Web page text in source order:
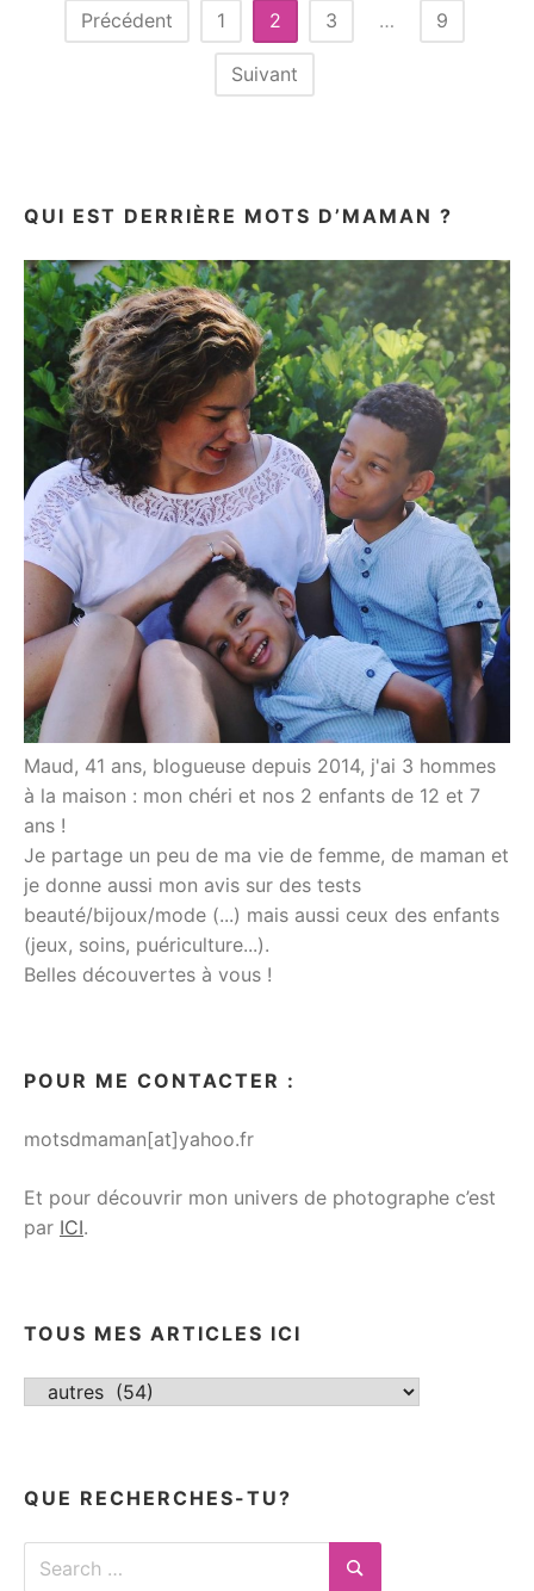
Pagination
Précédent 1 2 3 … 9
Suivant
QUI EST DERRIÈRE MOTS D’MAMAN ?
Maud, 41 ans, blogueuse depuis 2014, j'ai 3 hommes
à la maison : mon chéri et nos 2 enfants de 12 et 7
ans !
Je partage un peu de ma vie de femme, de maman et
je donne aussi mon avis sur des tests
beauté/bijoux/mode (...) mais aussi ceux des enfants
(jeux, soins, puériculture...).
Belles découvertes à vous !
POUR ME CONTACTER :
motsdmaman[at]yahoo.fr
Et pour découvrir mon univers de photographe c’est
par ICI.
TOUS MES ARTICLES ICI
Tous
QUE RECHERCHES-TU?
Search
for: